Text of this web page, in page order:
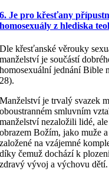
6. Je pro křesťany
homosexuály z hlediska
Dle křesťanské věrouky
manželství je součástí
homosexuální jednání Bible
28).
Manželství je trvalý svazek
oboustranném smluvním
manželství nezaložili lidé,
obrazem Božím, jako muže
založené na vzájemné
díky čemuž dochází k
zdravý vývoj a výchovu dětí.